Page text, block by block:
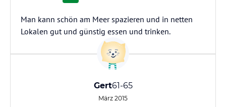
Man kann schön am Meer spazieren und in netten
Lokalen gut und günstig essen und trinken.
Gert61-65
März 2015